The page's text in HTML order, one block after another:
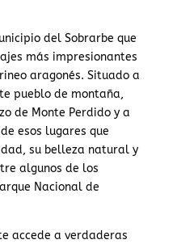
del Sobrarbe que
más impresionantes
aragonés. Situado a
pueblo de montaña,
de Monte Perdido y a
esos lugares que
su belleza natural y
algunos de los
Nacional de
accede a verdaderas